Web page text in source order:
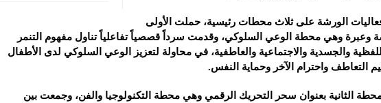
الورشة على ثلاث محطات رئيسية، حملت الأولى
وعبرة وهي محطة الوعي السلوكي، وقدمت سرداً قصصياً تفاعلياً تناول مفهوم التنمر
والجسدية والاجتماعية والعاطفية، في محاولة لتعزيز الوعي السلوكي لدى الأطفال
التعاطف واحترام الآخر وحماية النفس.
الثانية بعنوان سحر التحريك الرقمي وهي محطة التكنولوجيا والفن، وجمعت بين